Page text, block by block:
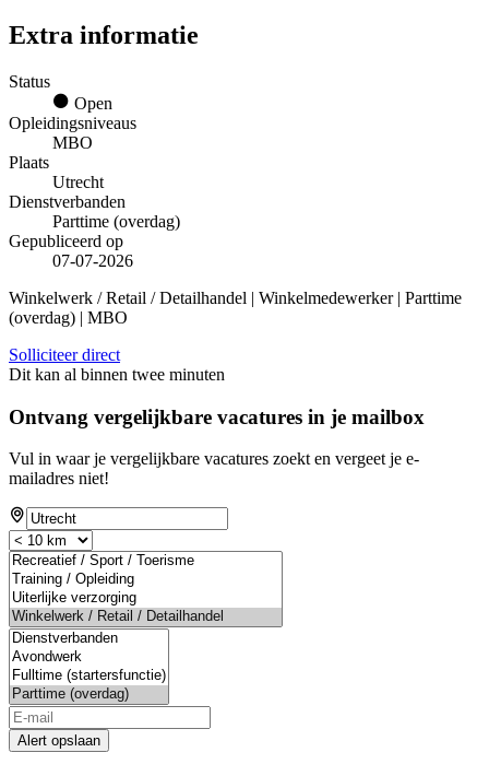
Extra informatie
Status
Open
Opleidingsniveaus
MBO
Plaats
Utrecht
Dienstverbanden
Parttime (overdag)
Gepubliceerd op
07-07-2026
Winkelwerk / Retail / Detailhandel | Winkelmedewerker | Parttime
(overdag) | MBO
Solliciteer direct
Dit kan al binnen twee minuten
Ontvang vergelijkbare vacatures in je mailbox
Vul in waar je vergelijkbare vacatures zoekt en vergeet je e-
mailadres niet!
Alert opslaan